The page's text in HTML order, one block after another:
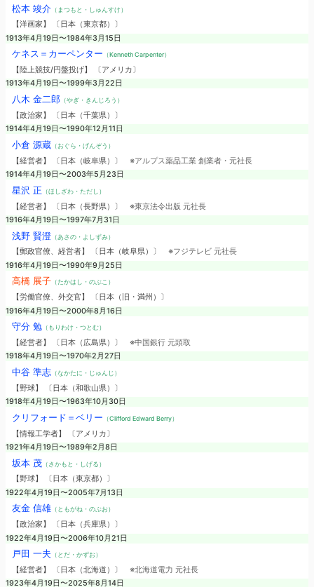
松本 竣介（まつもと・しゅんすけ）
【洋画家】 〔日本（東京都）〕
1913年4月19日〜1984年3月15日
ケネス＝カーペンター （Kenneth Carpenter）
【陸上競技/円盤投げ】 〔アメリカ〕
1913年4月19日〜1999年3月22日
八木 金二郎（やぎ・きんじろう）
【政治家】 〔日本（千葉県）〕
1914年4月19日〜1990年12月11日
小倉 源蔵（おぐら・げんぞう）
【経営者】 〔日本（岐阜県）〕 ※アルプス薬品工業 創業者・元社長
1914年4月19日〜2003年5月23日
星沢 正 （ほしざわ・ただし）
【経営者】 〔日本（長野県）〕 ※東京法令出版 元社長
1916年4月19日〜1997年7月31日
浅野 賢澄（あさの・よしずみ）
【郵政官僚、経営者】 〔日本（岐阜県）〕 ※フジテレビ 元社長
1916年4月19日〜1990年9月25日
高橋 展子（たかはし・のぶこ）
【労働官僚、外交官】 〔日本（旧・満州）〕
1916年4月19日〜2000年8月16日
守分 勉（もりわけ・つとむ）
【経営者】 〔日本（広島県）〕 ※中国銀行 元頭取
1918年4月19日〜1970年2月27日
中谷 準志（なかたに・じゅんじ）
【野球】 〔日本（和歌山県）〕
1918年4月19日〜1963年10月30日
クリフォード＝ベリー （Clifford Edward Berry）
【情報工学者】 〔アメリカ〕
1921年4月19日〜1989年2月8日
坂本 茂（さかもと・しげる）
【野球】 〔日本（東京都）〕
1922年4月19日〜2005年7月13日
友金 信雄（ともがね・のぶお）
【政治家】 〔日本（兵庫県）〕
1922年4月19日〜2006年10月21日
戸田 一夫 （とだ・かずお）
【経営者】 〔日本（北海道）〕 ※北海道電力 元社長
1923年4月19日〜2025年8月14日